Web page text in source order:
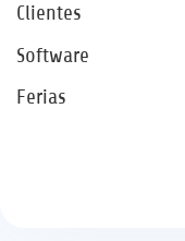
Clientes
Software
Ferias